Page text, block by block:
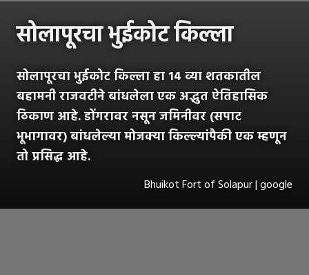
सोलापूरचा भुईकोट किल्ला
सोलापूरचा भुईकोट किल्ला हा १४ व्या शतकातील
बहामनी राजवटीने बांधलेला एक अद्भुत ऐतिहासिक
ठिकाण आहे. डोंगरावर नसून जमिनीवर (सपाट
भूभागावर) बांधलेल्या मोजक्या किल्ल्यांपैकी एक म्हणून
तो प्रसिद्ध आहे.
Bhuikot Fort of Solapur | google